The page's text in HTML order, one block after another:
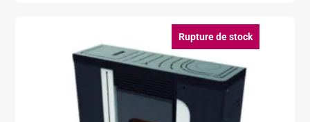
999,00 €.Rupture de stock